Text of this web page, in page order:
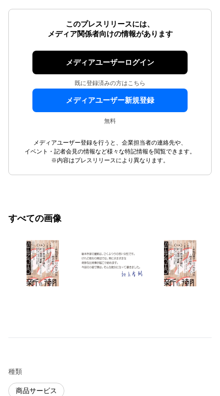
このプレスリリースには、
メディア関係者向けの情報があります
メディアユーザーログイン
既に登録済みの方はこちら
メディアユーザー新規登録
無料
メディアユーザー登録を行うと、企業担当者の連絡先や、
イベント・記者会見の情報など様々な特記情報を閲覧できます。
※内容はプレスリリースにより異なります。
すべての画像
種類
商品サービス